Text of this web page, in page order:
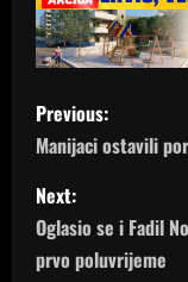
P
o
s
t
Previous:
Manijaci ostavili
Next:
Oglasio se i Fadil
prvo poluvrijeme